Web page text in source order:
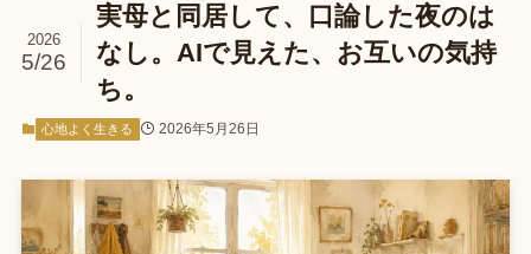
実母と同居して、口論した夜のは
なし。AIで見えた、お互いの気持
ち。
2026
5/26
心地よく生きる 2026年5月26日